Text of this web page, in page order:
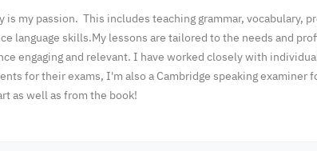
my passion. This includes teaching grammar, vocabulary,
language skills.My lessons are tailored to the needs and
engaging and relevant. I have worked closely with
for their exams, I'm also a Cambridge speaking examiner
as well as from the book!